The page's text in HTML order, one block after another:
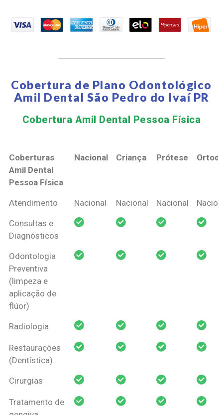
Cobertura de Plano Odontológico
Amil Dental São Pedro do Ivaí PR
Cobertura Amil Dental Pessoa Física​
Coberturas
Amil Dental
Pessoa Física
Nacional Criança Prótese
Coberturas
Pessoa Física
Nacional Criança Prótese
Atendimento Nacional Nacional Nacional
Consultas e
Diagnósticos
Odontologia
Preventiva
(limpeza e
aplicação de
flúor)
Radiologia
Restaurações
(Dentística)
Cirurgias
Tratamento de